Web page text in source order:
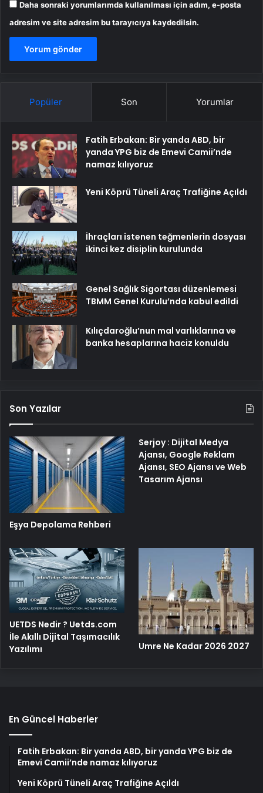
Daha sonraki yorumlarımda kullanılması için adım, e-posta
adresim ve site adresim bu tarayıcıya kaydedilsin.
Popüler Son Yorumlar
Fatih Erbakan: Bir yanda ABD, bir
yanda YPG biz de Emevi Camii’nde
namaz kılıyoruz
Yeni Köprü Tüneli Araç Trafiğine Açıldı
İhraçları istenen teğmenlerin dosyası
ikinci kez disiplin kurulunda
Genel Sağlık Sigortası düzenlemesi
TBMM Genel Kurulu’nda kabul edildi
Kılıçdaroğlu’nun mal varlıklarına ve
banka hesaplarına haciz konuldu
Son Yazılar
Eşya Depolama Rehberi
Serjoy : Dijital Medya
Ajansı, Google Reklam
Ajansı, SEO Ajansı ve Web
Tasarım Ajansı
UETDS Nedir ? Uetds.com
İle Akıllı Dijital Taşımacılık
Yazılımı
Umre Ne Kadar 2026 2027
En Güncel Haberler
Fatih Erbakan: Bir yanda ABD, bir yanda YPG biz de
Emevi Camii’nde namaz kılıyoruz
Yeni Köprü Tüneli Araç Trafiğine Açıldı